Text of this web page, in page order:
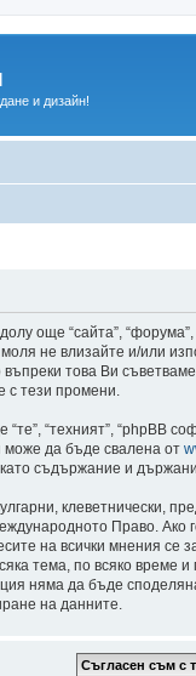
и дизайн!
още “сайта”,
моля не влизайте и/
това Ви
с тези промени.
“техният”, “phpBB
може да бъде свалена от
съдържание и
клеветнически,
Право.
на всички мнения
тема, по всяко време
няма да бъде
на данните.